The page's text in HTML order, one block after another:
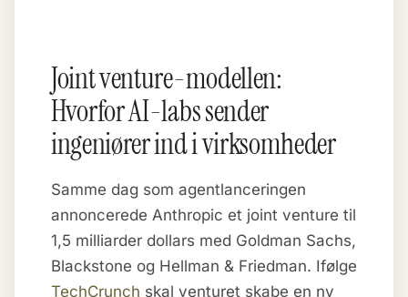
Joint venture-modellen:
Hvorfor AI-labs sender
ingeniører ind i virksomheder
Samme dag som agentlanceringen
annoncerede Anthropic et joint venture til
1,5 milliarder dollars med Goldman Sachs,
Blackstone og Hellman & Friedman. Ifølge
TechCrunch skal venturet skabe en ny